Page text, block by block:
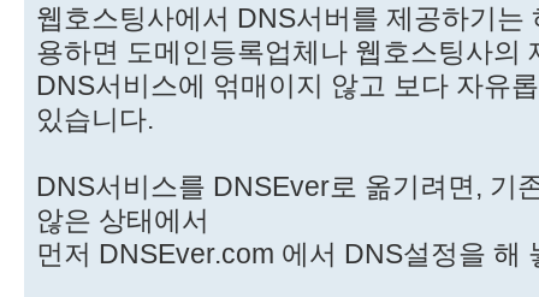
웹호스팅사에서 DNS서버를 제공하기는
용하면 도메인등록업체나 웹호스팅사의
DNS서비스에 얶매이지 않고 보다 자유
있습니다.
DNS서비스를 DNSEver로 옮기려면, 기
않은 상태에서
먼저 DNSEver.com 에서 DNS설정을 해